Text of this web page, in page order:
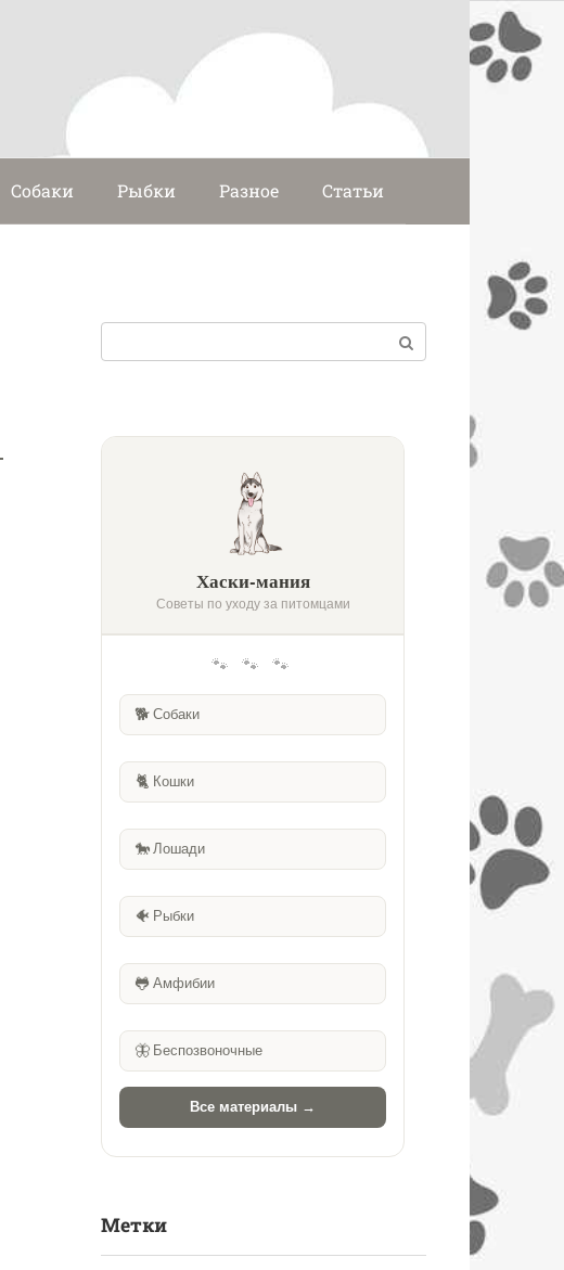
Собаки Рыбки Разное Статьи
Хаски-мания
Советы по уходу за питомцами
🐾 🐾 🐾
🐕 Собаки
🐈 Кошки
🐎 Лошади
🐠 Рыбки
🐸 Амфибии
🦋 Беспозвоночные
Все материалы →
Метки